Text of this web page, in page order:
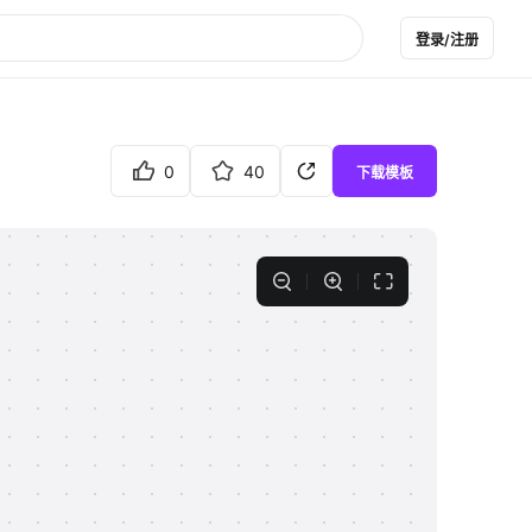
登录/注册
0 40 下载模板